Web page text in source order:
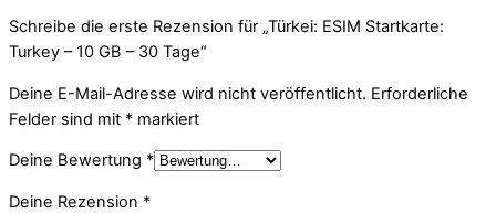
Schreibe die erste Rezension für „Türkei: ESIM Startkarte:
Turkey – 10 GB – 30 Tage“
Deine E-Mail-Adresse wird nicht veröffentlicht. Erforderliche
Felder sind mit * markiert
Deine Bewertung *
Deine Rezension *